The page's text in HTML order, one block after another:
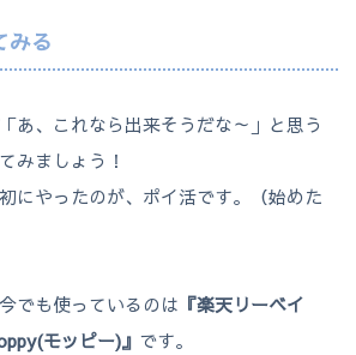
みる
あ、これなら出来そうだな～」と思う
みましょう！
にやったのが、ポイ活です。（始めた
でも使っているのは 『楽天リーベイ
モッピー)』 です。